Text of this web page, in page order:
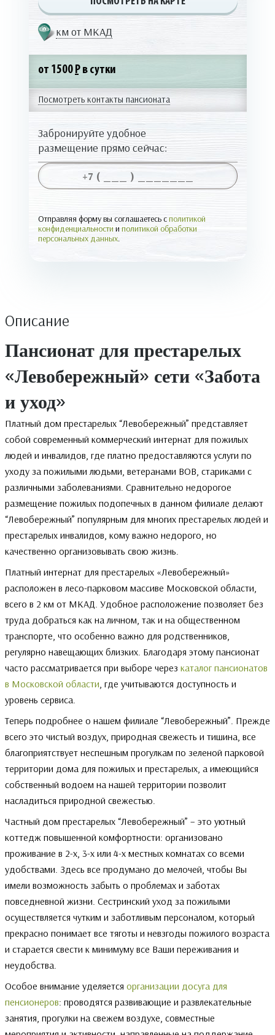
км от МКАД
от 1500 Р в сутки
Посмотреть контакты пансионата
Забронируйте удобное
размещение прямо сейчас:
Отправляя форму вы соглашаетесь сполитикой
конфиденциальности и политикой обработки
персональных данных.
Описание
Пансионат для престарелых
«Левобережный» сети «Забота
и уход»
Платный дом престарелых “Левобережный” представляет
собой современный коммерческий интернат для пожилых
людей и инвалидов, где платно предоставляются услуги по
уходу за пожилыми людьми, ветеранами ВОВ, стариками с
различными заболеваниями. Сравнительно недорогое
размещение пожилых подопечных в данном филиале делают
“Левобережный” популярным для многих престарелых людей и
престарелых инвалидов, кому важно недорого, но
качественно организовывать свою жизнь.
Платный интернат для престарелых «Левобережный»
расположен в лесо-парковом массиве Московской области,
всего в 2 км от МКАД. Удобное расположение позволяет без
труда добраться как на личном, так и на общественном
транспорте, что особенно важно для родственников,
регулярно навещающих близких. Благодаря этому пансионат
часто рассматривается при выборе через каталог пансионатов
в Московской области , где учитываются доступность и
уровень сервиса.
Теперь подробнее о нашем филиале “Левобережный”. Прежде
всего это чистый воздух, природная свежесть и тишина, все
благоприятствует неспешным прогулкам по зеленой парковой
территории дома для пожилых и престарелых, а имеющийся
собственный водоем на нашей территории позволит
насладиться природной свежестью.
Частный дом престарелых “Левобережный” – это уютный
коттедж повышенной комфортности: организовано
проживание в 2-х, 3-х или 4-х местных комнатах со всеми
удобствами. Здесь все продумано до мелочей, чтобы Вы
имели возможность забыть о проблемах и заботах
повседневной жизни. Сестринский уход за пожилыми
осуществляется чутким и заботливым персоналом, который
прекрасно понимает все тяготы и невзгоды пожилого возраста
и старается свести к минимуму все Ваши переживания и
неудобства.
Особое внимание уделяется организации досуга для
пенсионеров: проводятся развивающие и развлекательные
занятия, прогулки на свежем воздухе, совместные